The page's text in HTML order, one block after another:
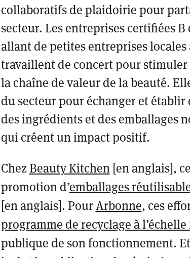
collaboratifs de plaidoirie pour
secteur. Les entreprises certifiées
allant de petites entreprises
travaillent de concert pour stimuler
la chaîne de valeur de la beauté.
du secteur pour échanger et
des ingrédients et des emballages
qui créent un impact positif.
ChezBeauty Kitchen[en anglais],
promotion d’emballages
[en anglais]. PourArbonne, ces
programme de recyclage à
publique de son fonctionnement.